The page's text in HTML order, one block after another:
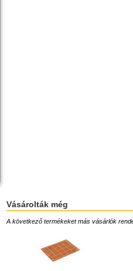
Vásárolták még
A következő termékeket más vásárlók